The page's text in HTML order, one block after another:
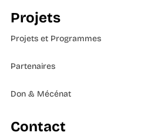
Projets
Projets et Programmes
Partenaires
Don & Mécénat
Contact